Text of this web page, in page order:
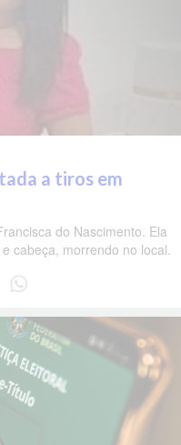
a tiros em
do Nascimento. Ela
cabeça, morrendo no local.